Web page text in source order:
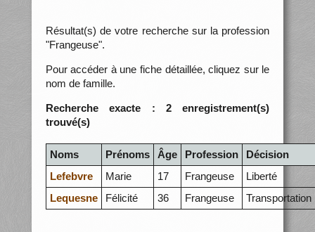
Résultat(s) de votre recherche sur la profession
"Frangeuse".
Pour accéder à une fiche détaillée, cliquez sur le
nom de famille.
Recherche exacte : 2 enregistrement(s)
trouvé(s)
Noms Prénoms Âge Profession
Décision
Lefebvre
Marie 17 Frangeuse
Liberté
Lequesne
Félicité 36 Frangeuse Transportation